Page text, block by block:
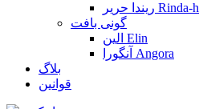
ریندا حریر Rinda-h
گونی بافت
الین Elin
آنگورا Angora
بلاگ
قوانین